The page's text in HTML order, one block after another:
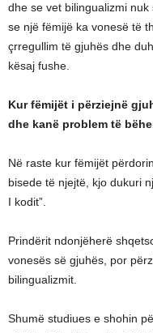
dhe se vet bilingualizmi
se një fëmijë ka vonesë të
çrregullim të gjuhës dhe
kësaj fushe.
Kur fëmijët i përziejnë
dhe kanë problem të
Në raste kur fëmijët
bisede të njejtë, kjo dukuri
I kodit”.
Prindërit ndonjëherë
vonesës së gjuhës, por
bilingualizmit.
Shumë studiues e shohin